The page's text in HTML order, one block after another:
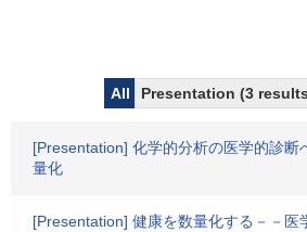
All
Presentation (3
[Presentation] 化学的分析の医学的診断
量化
[Presentation] 健康を数量化する－－医